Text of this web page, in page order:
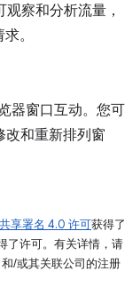
观察和分析流量，
。
器窗口互动。您可
改和重新排列窗
享署名 4.0 许可获得了
了许可。有关详情，请
/或其关联公司的注册